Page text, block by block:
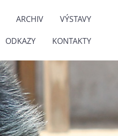
ARCHIV VÝSTAVY
ODKAZY KONTAKTY